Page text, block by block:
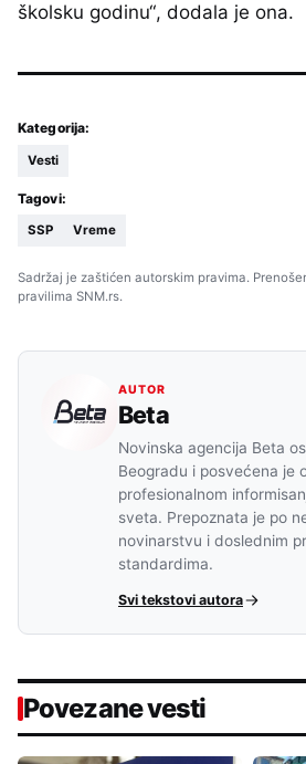
školsku godinu“, dodala je ona.
Kategorija:
Vesti
Tagovi:
SSP Vreme
Sadržaj je zaštićen autorskim pravima.
pravilima SNM.rs.
AUTOR
Beta
Novinska agencija Beta
Beogradu i posvećena je
profesionalnom
sveta. Prepoznata je po
novinarstvu i doslednim
standardima.
Svi tekstovi autora
Povezane vesti